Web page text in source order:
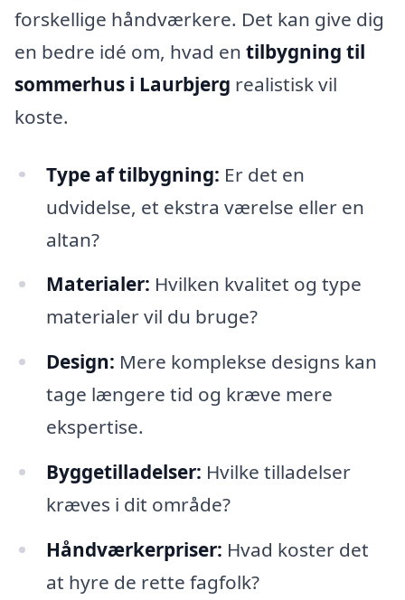
forskellige håndværkere. Det kan give dig
en bedre idé om, hvad en tilbygning til
sommerhus i Laurbjerg realistisk vil
koste.
Type af tilbygning: Er det en
udvidelse, et ekstra værelse eller en
altan?
Materialer: Hvilken kvalitet og type
materialer vil du bruge?
Design: Mere komplekse designs kan
tage længere tid og kræve mere
ekspertise.
Byggetilladelser: Hvilke tilladelser
kræves i dit område?
Håndværkerpriser: Hvad koster det
at hyre de rette fagfolk?